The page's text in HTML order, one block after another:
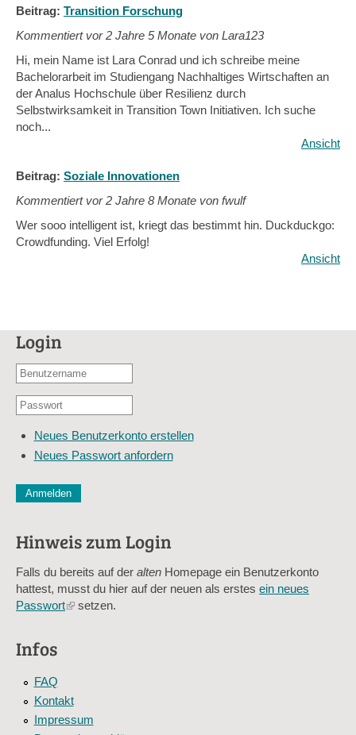
Beitrag: Transition Forschung
Kommentiert vor2 Jahre 5 Monate von Lara123
Hi, mein Name ist Lara Conrad und ich schreibe meine
Bachelorarbeit im Studiengang Nachhaltiges Wirtschaften an
der Analus Hochschule über Resilienz durch
Selbstwirksamkeit in Transition Town Initiativen. Ich suche
noch...
Ansicht
Beitrag: Soziale Innovationen
Kommentiert vor2 Jahre 8 Monate von fwulf
Wer sooo intelligent ist, kriegt das bestimmt hin. Duckduckgo:
Crowdfunding. Viel Erfolg!
Ansicht
Login
Benutzername
E-
Adresse
Passwort
Neues Benutzerkonto erstellen
Neues Passwort anfordern
Diese Sicherheitsfrage überprüft, ob Sie ein menschlicher
Sag mir nicht, wie viele Sternlein stehen
Hinweis zum Login
Falls du bereits auf der alten Homepage ein Benutzerkonto
hattest, musst du hier auf der neuen als erstes ein neues
Passwort(linksetzen.
Infos
FAQ
Kontakt
Impressum